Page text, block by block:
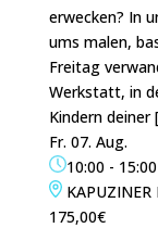
erwecken? In
ums malen,
Freitag
Werkstatt, in
Kindern deiner
Fr. 07. Aug.
10:00 - 15:00
175,00€